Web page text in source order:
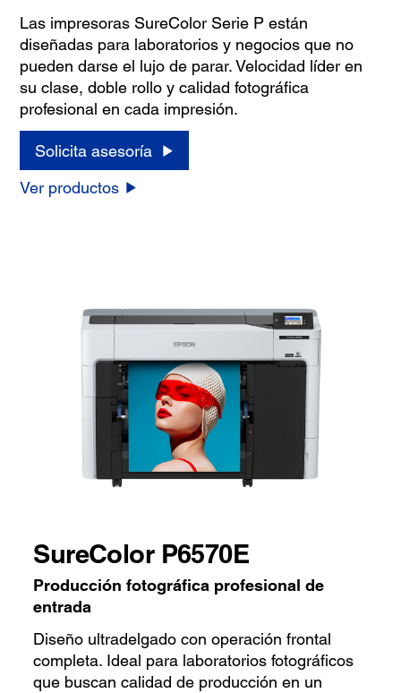
Las impresoras SureColor Serie P están
diseñadas para laboratorios y negocios que no
pueden darse el lujo de parar. Velocidad líder en
su clase, doble rollo y calidad fotográfica
profesional en cada impresión.
Solicita asesoría
Ver productos
SureColor P6570E
Producción fotográfica profesional de
entrada
Diseño ultradelgado con operación frontal
completa. Ideal para laboratorios fotográficos
que buscan calidad de producción en un